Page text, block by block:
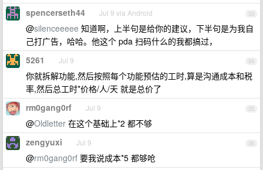
33
spencerseth44 Jul 9 via Android
@silenceeeee 知道啊，上半句是给你的建议，下半句是为我自
己打广告，哈哈。他这个 pda 扫码什么的我都搞过，
34
5261 Jul 9
你就拆解功能,然后按照每个功能预估的工时,算是沟通成本和税
率,然后总工时*价格/人/天 就是总价了
35
rm0gang0rf Jul 9
@Oldletter 在这个基础上*2 都不够
36
zengyuxi Jul 9
@rm0gang0rf 要我说成本*5 都够呛